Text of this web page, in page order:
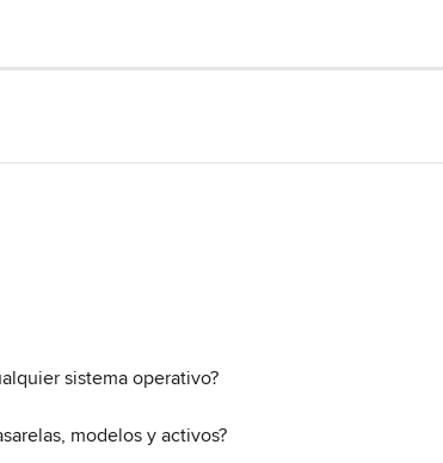
sistema operativo?
modelos y activos?